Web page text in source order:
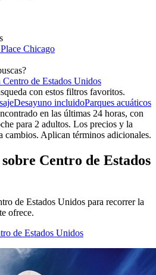
Chicago
Centro de Estados Unidos
con estos filtros favoritos.
Desayuno incluidoParques acuáticos
en las últimas 24 horas, con
para 2 adultos. Los precios y la
cambios. Aplican términos adicionales.
Centro de Estados
de Estados Unidos para recorrer la
ofrece.
de Estados Unidos